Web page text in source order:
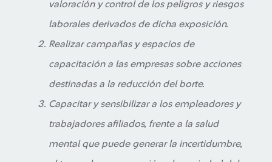
valoración y control de los peligros y riesgos
laborales derivados de dicha exposición.
Realizar campañas y espacios de
capacitación a las empresas sobre acciones
destinadas a la reducción del borte.
Capacitar y sensibilizar a los empleadores y
trabajadores afiliados, frente a la salud
mental que puede generar la incertidumbre,